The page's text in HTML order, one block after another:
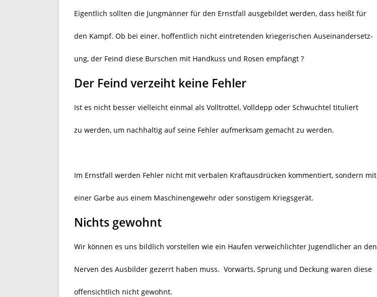
Eigentlich sollten die Jungmänner für den Ernstfall ausgebildet werden, dass heißt für
den Kampf. Ob bei einer, hoffentlich nicht eintretenden kriegerischen Auseinandersetz-
ung, der Feind diese Burschen mit Handkuss und Rosen empfängt ?
Der Feind verzeiht keine Fehler
Ist es nicht besser vielleicht einmal als Volltrottel, Volldepp oder Schwuchtel tituliert
zu werden, um nachhaltig auf seine Fehler aufmerksam gemacht zu werden.
Im Ernstfall werden Fehler nicht mit verbalen Kraftausdrücken kommentiert, sondern mit
einer Garbe aus einem Maschinengewehr oder sonstigem Kriegsgerät.
Nichts gewohnt
Wir können es uns bildlich vorstellen wie ein Haufen verweichlichter Jugendlicher an den
Nerven des Ausbilder gezerrt haben muss. Vorwärts, Sprung und Deckung waren diese
offensichtlich nicht gewohnt.